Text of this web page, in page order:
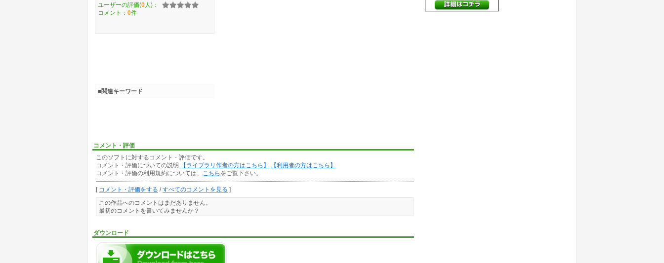
コメント・評価
このソフトに対するコメント・評価です。
コメント・評価についての説明
【ライブラリ作者の方はこちら】
【利用者の方はこちら】
コメント・評価の利用規約については、
こちら をご覧下さい。
[ コメント・評価をする /すべてのコメントを見る ]
この作品へのコメントはまだありません。
最初のコメントを書いてみませんか？
ダウンロード
ユーザーの評価(0 人)：
コメント： 0件
■関連キーワード